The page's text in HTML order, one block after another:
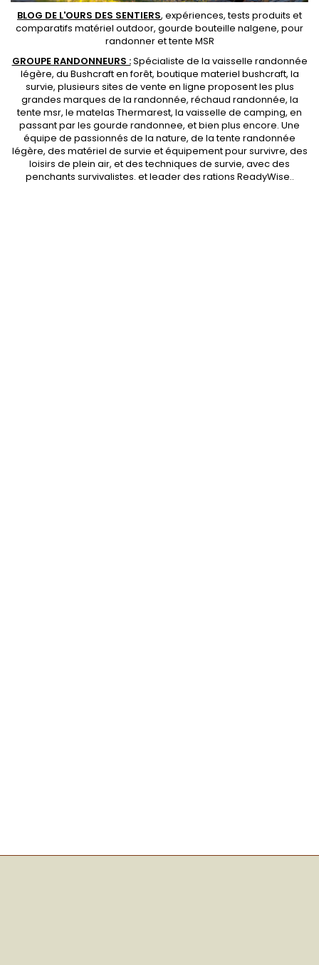
BLOG DE L'OURS DES SENTIERS, expériences, tests produits et
comparatifs matériel outdoor, gourde bouteille nalgene, pour
randonner ettente MSR
GROUPE RANDONNEURS :Spécialiste de la vaisselle randonnée
légère, du Bushcraft en forêt, boutique materiel bushcraft, la
survie, plusieurs sites de vente en ligne proposent les plus
grandes marques de la randonnée, réchaud randonnée, la
tente msr, le matelas Thermarest, la vaisselle de camping, en
passant par les gourde randonnee, et bien plus encore. Une
équipe de passionnés de la nature, de latente randonnée
légère, des matériel de survie et équipement pour survivre, des
loisirs de plein air, et des techniques de survie, avec des
penchants survivalistes. et leader des rations ReadyWise..